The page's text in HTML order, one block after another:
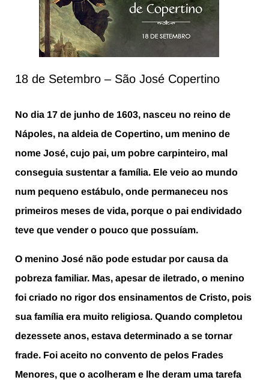
18 de Setembro – São José Copertino
No dia 17 de junho de 1603, nasceu no reino de
Nápoles, na aldeia de Copertino, um menino de
nome José, cujo pai, um pobre carpinteiro, mal
conseguia sustentar a família. Ele veio ao mundo
num pequeno estábulo, onde permaneceu nos
primeiros meses de vida, porque o pai endividado
teve que vender o pouco que possuíam.
O menino José não pode estudar por causa da
pobreza familiar. Mas, apesar de iletrado, o menino
foi criado no rigor dos ensinamentos de Cristo, pois
sua família era muito religiosa. Quando completou
dezessete anos, estava determinado a se tornar
frade. Foi aceito no convento de pelos Frades
Menores, que o acolheram e lhe deram uma tarefa